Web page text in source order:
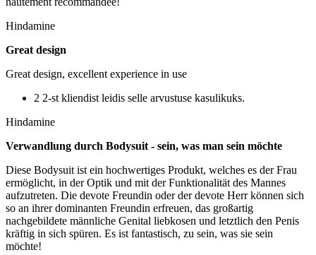
Hindamine
Great design
Great design, excellent experience in use
2 2-st kliendist leidis selle arvustuse kasulikuks.
Hindamine
Verwandlung durch Bodysuit - sein, was man sein möchte
Diese Bodysuit ist ein hochwertiges Produkt, welches es der Frau
ermöglicht, in der Optik und mit der Funktionalität des Mannes
aufzutreten. Die devote Freundin oder der devote Herr können sich
so an ihrer dominanten Freundin erfreuen, das großartig
nachgebildete männliche Genital liebkosen und letztlich den Penis
kräftig in sich spüren. Es ist fantastisch, zu sein, was sie sein
möchte!